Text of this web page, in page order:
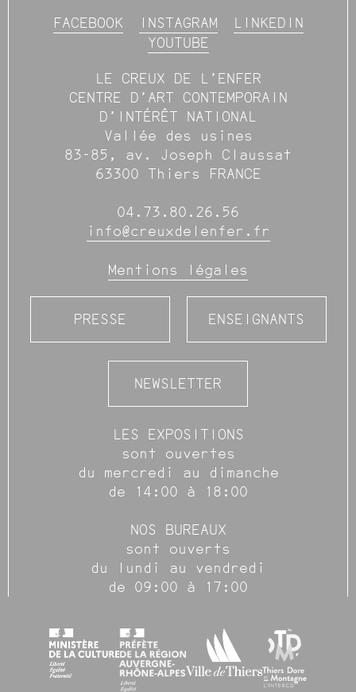
FACEBOOK INSTAGRAM
LINKEDIN
YOUTUBE
LE CREUX DE L’ENFER
CENTRE D’ART CONTEMPORAIN
D’INTÉRÊT NATIONAL
Vallée des usines
83-85, av. Joseph Claussat
63300 Thiers FRANCE
04.73.80.26.56
info@creuxdelenfer.fr
Mentions légales
PRESSE ENSEIGNANTS
NEWSLETTER
LES EXPOSITIONS
sont ouvertes
du mercredi au dimanche
de 14:00 à 18:00
NOS BUREAUX
sont ouverts
du lundi au vendredi
de 09:00 à 17:00